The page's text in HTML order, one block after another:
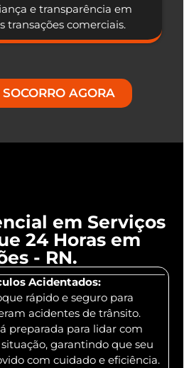
e transparência em
transações comerciais.
AGORA
em Serviços
24 Horas em
- RN.
Acidentados:
rápido e seguro para
acidentes de trânsito.
preparada para lidar com
garantindo que seu
com cuidado e eficiência.